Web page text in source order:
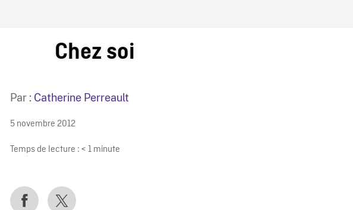
ONF
Chez soi
Par : Catherine Perreault
5 novembre 2012
Temps de lecture : < 1 minute